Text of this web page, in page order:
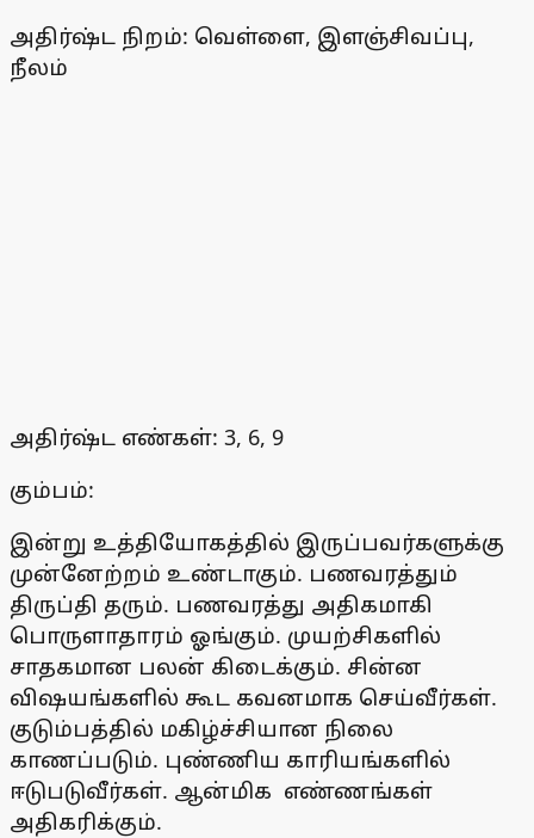
அதிர்ஷ்ட நிறம்: வெள்ளை, இளஞ்சிவப்பு,
நீலம்
அதிர்ஷ்ட எண்கள்: 3, 6, 9
கும்பம்:
இன்று உத்தியோகத்தில் இருப்பவர்களுக்கு
முன்னேற்றம் உண்டாகும். பணவரத்தும்
திருப்தி தரும். பணவரத்து அதிகமாகி
பொருளாதாரம் ஓங்கும். முயற்சிகளில்
சாதகமான பலன் கிடைக்கும். சின்ன
விஷயங்களில் கூட கவனமாக செய்வீர்கள்.
குடும்பத்தில் மகிழ்ச்சியான நிலை
காணப்படும். புண்ணிய காரியங்களில்
ஈடுபடுவீர்கள். ஆன்மிக எண்ணங்கள்
அதிகரிக்கும்.